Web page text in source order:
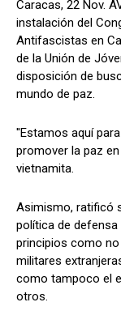
Caracas, 22 Nov.
instalación del
Antifascistas en
de la Unión de
disposición de
mundo de paz.
''Estamos aquí
promover la paz
vietnamita.
Asimismo, ratificó
política de defensa
principios como
militares
como tampoco el
otros.